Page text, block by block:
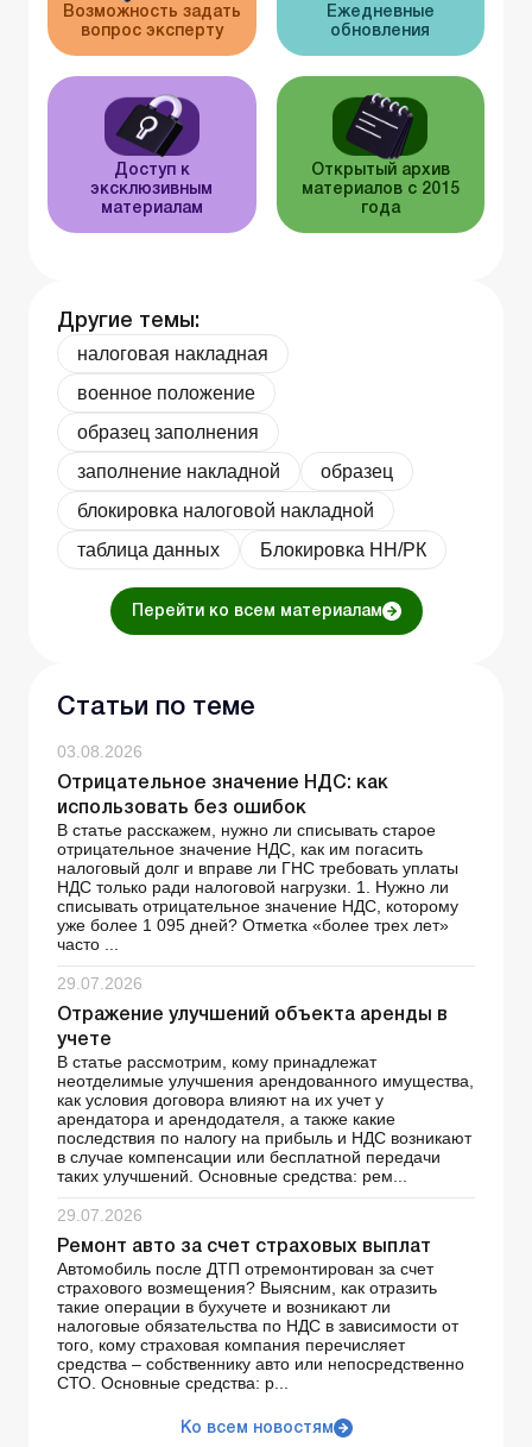
Возможность задать
вопрос эксперту
Ежедневные
обновления
Доступ к
эксклюзивным
материалам
Открытый архив
материалов с 2015
года
Другие темы:
налоговая накладная
военное положение
образец заполнения
заполнение накладной
образец
блокировка налоговой накладной
таблица данных
Блокировка НН/РК
Перейти ко всем материалам
Статьи по теме
03.08.2026
Отрицательное значение НДС: как
использовать без ошибок
В статье расскажем, нужно ли списывать старое
отрицательное значение НДС, как им погасить
налоговый долг и вправе ли ГНС требовать уплаты
НДС только ради налоговой нагрузки. 1. Нужно ли
списывать отрицательное значение НДС, которому
уже более 1 095 дней? Отметка «более трех лет»
часто ...
29.07.2026
Отражение улучшений объекта аренды в
учете
В статье рассмотрим, кому принадлежат
неотделимые улучшения арендованного имущества,
как условия договора влияют на их учет у
арендатора и арендодателя, а также какие
последствия по налогу на прибыль и НДС возникают
в случае компенсации или бесплатной передачи
таких улучшений. Основные средства: рем...
29.07.2026
Ремонт авто за счет страховых выплат
Автомобиль после ДТП отремонтирован за счет
страхового возмещения? Выясним, как отразить
такие операции в бухучете и возникают ли
налоговые обязательства по НДС в зависимости от
того, кому страховая компания перечисляет
средства – собственнику авто или непосредственно
СТО. Основные средства: р...
Ко всем новостям